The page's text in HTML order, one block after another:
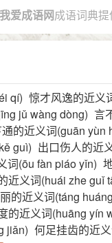
我爱成语网成语词典提
qí) 惊才风逸的近义
jǔ wàng dòng) 言
的近义词(guān yùn
guì) 出口伤人的近
词(ōu fàn piáo yǐn)
近义词(huái zhe guǐ
的近义词(táng
的近义词(huāng yín
jiǎn) 何足挂齿的近